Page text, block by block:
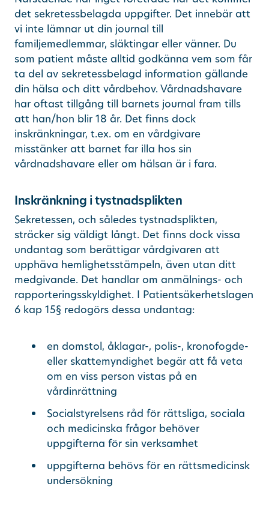
det sekretessbelagda uppgifter. Det innebär att
vi inte lämnar ut din journal till
familjemedlemmar, släktingar eller vänner. Du
som patient måste alltid godkänna vem som får
ta del av sekretessbelagd information gällande
din hälsa och ditt vårdbehov. Vårdnadshavare
har oftast tillgång till barnets journal fram tills
att han/hon blir 18 år. Det finns dock
inskränkningar, t.ex. om en vårdgivare
misstänker att barnet far illa hos sin
vårdnadshavare eller om hälsan är i fara.
Inskränkning i tystnadsplikten
Sekretessen, och således tystnadsplikten,
sträcker sig väldigt långt. Det finns dock vissa
undantag som berättigar vårdgivaren att
upphäva hemlighetsstämpeln, även utan ditt
medgivande. Det handlar om anmälnings- och
rapporteringsskyldighet. I Patientsäkerhetslagen
6 kap 15§ redogörs dessa undantag:
en domstol, åklagar-, polis-, kronofogde-
eller skattemyndighet begär att få veta
om en viss person vistas på en
vårdinrättning
Socialstyrelsens råd för rättsliga, sociala
och medicinska frågor behöver
uppgifterna för sin verksamhet
uppgifterna behövs för en rättsmedicinsk
undersökning